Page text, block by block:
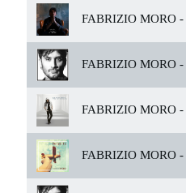
FABRIZIO MORO -
FABRIZIO MORO -
FABRIZIO MORO -
FABRIZIO MORO -